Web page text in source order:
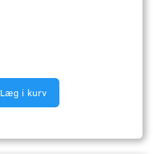
Læg i kurv